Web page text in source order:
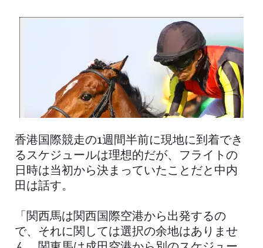
香港国際競走の1週間半前に現地に到着でき
るスケジュールは理想的だが、フライトの
日時は当初から決まっていたことだと中内
田は話す。
「関西馬は関西国際空港から出発するの
で、それに関しては選択の余地はありませ